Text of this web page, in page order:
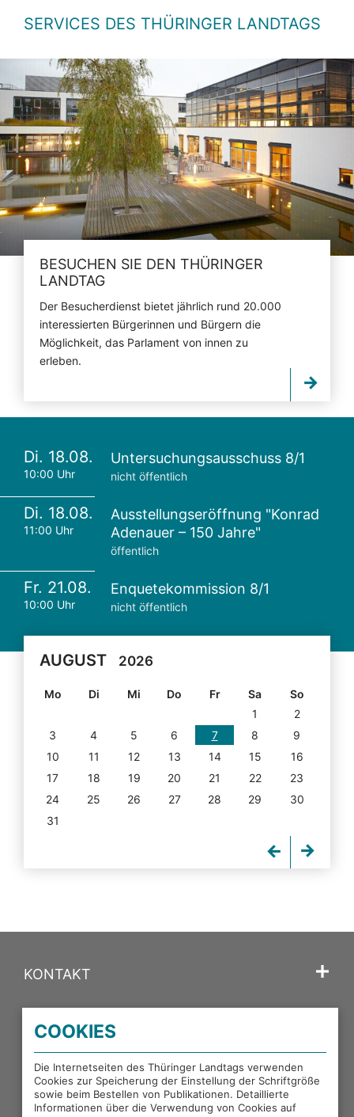
SERVICES DES THÜRINGER LANDTAGS
BESUCHEN SIE DEN THÜRINGER
LANDTAG
Der Besucherdienst bietet jährlich rund 20.000
interessierten Bürgerinnen und Bürgern die
Möglichkeit, das Parlament von innen zu
erleben.
Di. 18.08.
10:00 Uhr
Untersuchungsausschuss 8/1
nicht öffentlich
Di. 18.08.
11:00 Uhr
Ausstellungseröffnung "Konrad
Adenauer – 150 Jahre"
öffentlich
Fr. 21.08.
10:00 Uhr
Enquetekommission 8/1
nicht öffentlich
AUGUST 2026
Mo Di Mi Do Fr Sa
So
1
2
3
4 5 6 7 8
9
10
11 12 13 14 15
16
17
18 19 20 21 22
23
24
25 26 27 28 29
30
31
KONTAKT
PORTALE DES THÜRINGER LANDTAGS
EXTERNE LINKS
COOKIES
Die Internetseiten des Thüringer Landtags verwenden
Cookies zur Speicherung der Einstellung der Schriftgröße
sowie beim Bestellen von Publikationen. Detaillierte
Informationen über die Verwendung von Cookies auf